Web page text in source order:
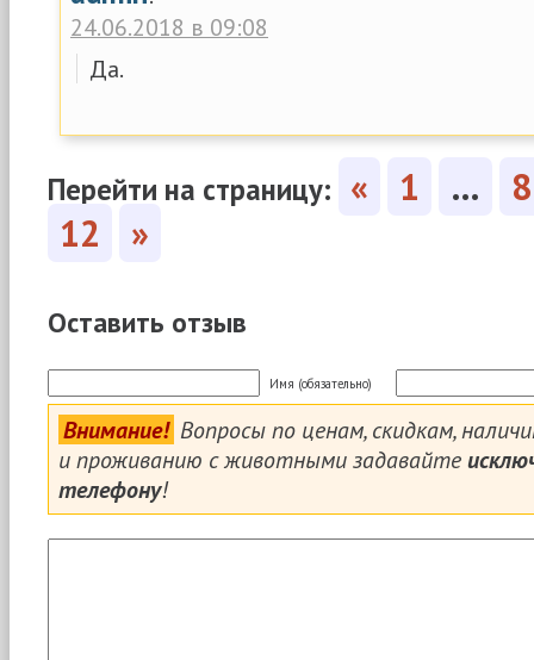
24.06.2018 в 09:08
Да.
Перейти на страницу: « 1 …
8
12
»
Оставить отзыв
Имя (обязательно)
Внимание! Вопросы по ценам, скидкам,
и проживанию с животными задавайте
телефону!